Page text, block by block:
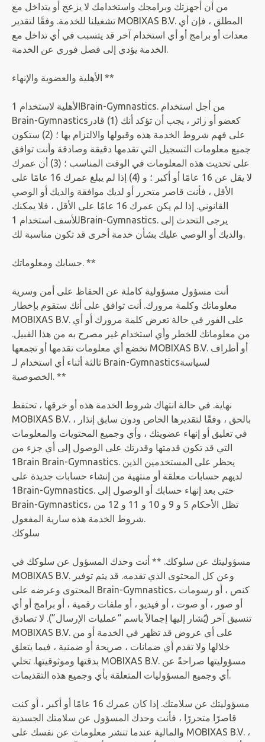
من أن أجهزتك وبرامجك واستخدامك لا يزعج أو يتداخل مع
تشغيلنا للخدمة. وفقًا لتقدير MOBIXAS B.V. المطلق ، فإن أي
معدات أو برامج أو أي استخدام آخر قد يتسبب في أي تداخل مع
الخدمة يؤدي إلى فصل فوري عن الخدمة.
الأهلية والعضوية والإنهاء **
الأهلية لاستخدام 1Brain-Gymnastics. من أجل استخدام
Brain-Gymnasticsكعضو أو زائر ، يجب أن تؤكد أنك (1) قادر
على فهم شروط الخدمة هذه وقبولها والالتزام بها ؛ (2) ستكون
جميع معلومات التسجيل التي تقدمها دقيقة وصادقة وأنت توافق
على تحديث هذه المعلومات في الوقت المناسب ؛ (3) أن عمرك
لا يقل عن 16 عامًا أو أكبر ؛ و (4) إذا لم يبلغ عمرك 16 عامًا على
الأقل ، فأنت قاصر متحرر أو لديك موافقة والديك أو الوصي
القانوني. إذا لم يكن عمرك 16 عامًا على الأقل ، فلا يمكنك
للأسف استخدام 1Brain-Gymnastics. يرجى التحدث إلى
والديك أو الوصي عليك بشأن خدمة أخرى قد تكون مناسبة لك.
حسابك ومعلوماتك. **
أنت مسؤول مسؤولية كاملة عن الحفاظ على أمن وسرية
معلوماتك وكلمة مرورك. أنت توافق على أنك ستقوم بإخطار
MOBIXAS B.V. على الفور في حالة تعرض كلمة مرورك أو أي
من معلوماتك للخطر وأي استخدام غير مصرح به من هذا القبيل.
تخضع أي معلومات تقدمها أو تجمعها MOBIXAS B.V. أو أطراف
ثالثة أثناء أي استخدام لـ Brain-Gymnasticsلسياسة
الخصوصية. **
نهاية. في حالة انتهاك شروط الخدمة هذه أو خرقها ، تحتفظ
MOBIXAS B.V. بالحق ، وفقًا لتقديرها الخاص ودون سابق إنذار ،
في تعليق أو إنهاء عضويتك ، وأي وجميع المحتويات والمعلومات
التي قد تكون قدمتها وقدرتك على الوصول إلى أي جزء من
1Brain Brain-Gymnastics. يحظر على المستخدمين الذين
لديهم حسابات معلقة أو منتهية من إنشاء حسابات جديدة على
1Brain-Gymnastics. حتى بعد إنهاء حسابك أو الوصول إلى
Brain-Gymnastics، تظل الأحكام 5 و 9 و 10 و 11 و 12 من
شروط الخدمة هذه سارية المفعول.
سلوكك
مسؤوليتك عن سلوكك. ** أنت وحدك المسؤول عن سلوكك في
MOBIXAS B.V. وعن كل المحتوى الذي تقدمه. قد يتم توفير
المحتوى وعرضه على Brain-Gymnasticsكنص ، أو رسومات ،
أو صور ، أو صوت ، أو فيديو ، أو ملفات رقمية ، أو برامج أو أي
تنسيق آخر (يُشار إليها إجمالاً باسم “عمليات الإرسال”). لا تصادق
MOBIXAS B.V. على أي عروض قد تظهر في الخدمة أو من
خلالها ولا تقدم أي ضمانات ، صريحة أو ضمنية ، فيما يتعلق
بدقتها وموثوقيتها. تخلي MOBIXAS B.V. مسؤوليتها صراحةً عن
أي وجميع المسؤوليات المتعلقة بأي وجميع هذه التقديمات.
مسؤوليتك عن سلامتك. إذا كان عمرك 16 عامًا أو أكبر ، أو كنت
قاصرًا متحررًا ، فأنت وحدك المسؤول عن سلامتك الجسدية
والمالية عندما تنشر معلومات عن نفسك على MOBIXAS B.V. ،